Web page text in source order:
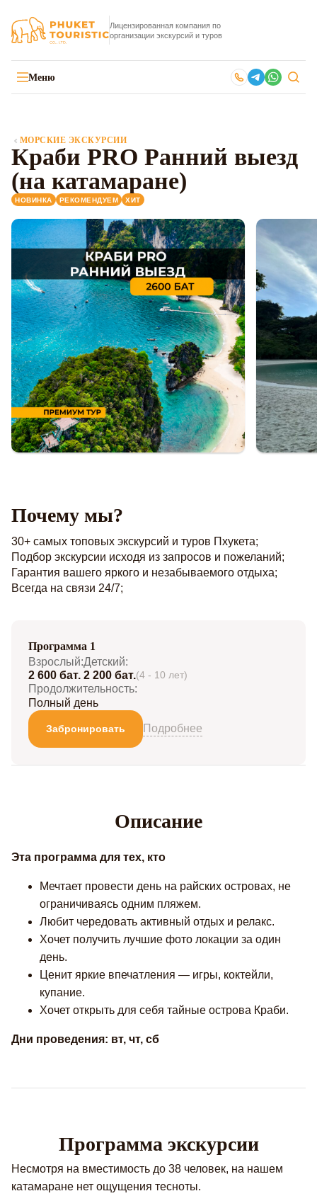
Лицензированная компания по
организации экскурсий и туров
Меню
МОРСКИЕ ЭКСКУРСИИ
Краби PRO Ранний выезд
(на катамаране)
НОВИНКА РЕКОМЕНДУЕМ ХИТ
Почему мы?
30+ самых топовых экскурсий и туров Пхукета;
Подбор экскурсии исходя из запросов и пожеланий;
Гарантия вашего яркого и незабываемого отдыха;
Всегда на связи 24/7;
Программа 1
Взрослый:
2 600 бат.
Детский:
2 200 бат.(4 - 10 лет)
Продолжительность:
Полный день
Подробнее
Забронировать
Описание
Эта программа для тех, кто
Мечтает провести день на райских островах, не
ограничиваясь одним пляжем.
Любит чередовать активный отдых и релакс.
Хочет получить лучшие фото локации за один
день.
Ценит яркие впечатления — игры, коктейли,
купание.
Хочет открыть для себя тайные острова Краби.
Дни проведения: вт, чт, сб
Программа экскурсии
Несмотря на вместимость до 38 человек, на нашем
катамаране нет ощущения тесноты.